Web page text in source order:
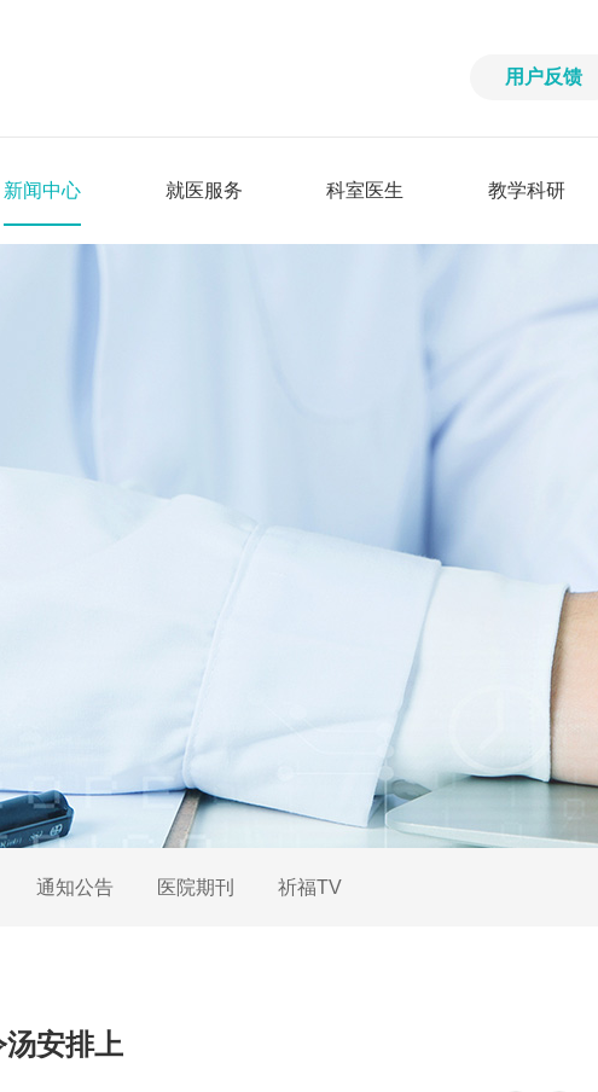
用户反馈
新闻中心 就医服务 科室医生 教学科研
通知公告 医院期刊 祈福TV
安排上